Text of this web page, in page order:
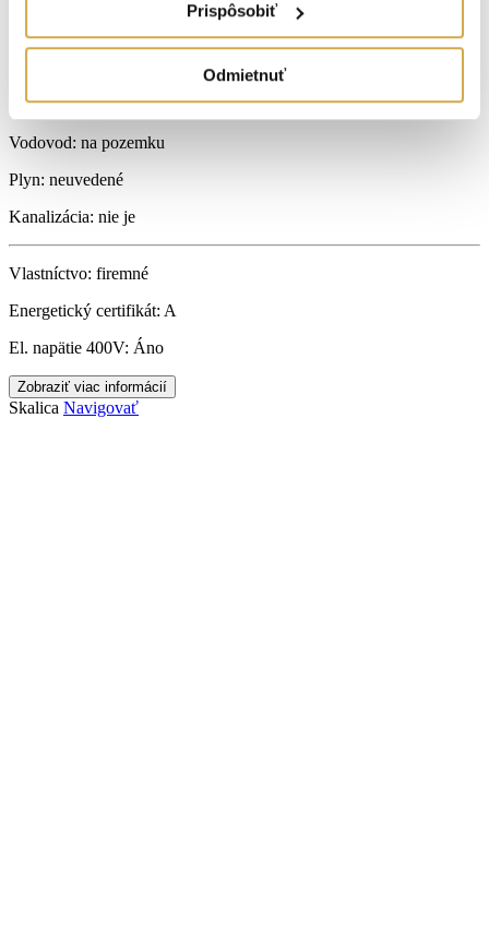
Prispôsobiť
Odmietnuť
Počet izieb:
Internet:optické pripojenie
Vodovod: na pozemku
Plyn: neuvedené
Kanalizácia: nie je
Vlastníctvo: firemné
Energetický certifikát: A
El. napätie 400V: Áno
Zobraziť viac informácií
Skalica Navigovať